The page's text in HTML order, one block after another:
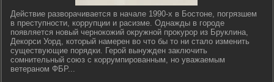
Действие разворачивается в начале 1990-х в Бостоне, погрязшем
в преступности, коррупции и расизме. Однажды в городе
появляется новый чернокожий окружной прокурор из Бруклина,
Декорси Уорд, который намерен во что бы то ни стало изменить
существующие порядки. Герой вынужден заключить
сомнительный союз с коррумпированным, но уважаемым
ветераном ФБР...